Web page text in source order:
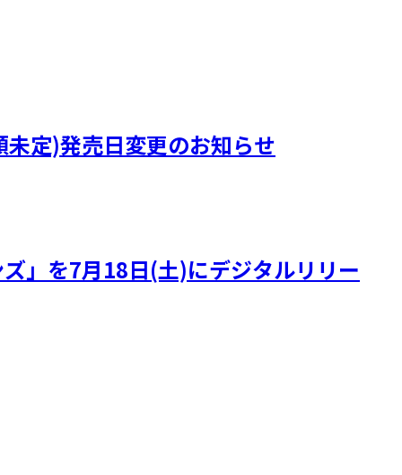
定)発売日変更のお知らせ
」を7月18日(土)にデジタルリリー